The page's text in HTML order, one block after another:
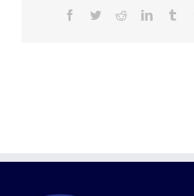
Facebook
TwitterRedditLinkedIn